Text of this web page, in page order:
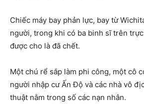
Chiếc máy bay phản lực, bay từ
người, trong khi có ba binh sĩ trên
được cho là đã chết.
Một chú rể sắp làm phi công, một cô
người nhập cư Ấn Độ và các nhà vô
thuật nằm trong số các nạn nhân.